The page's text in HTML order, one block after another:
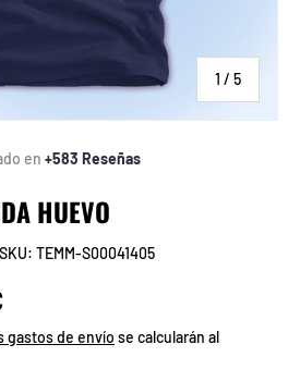
1 / de
5
en +583 Reseñas
HUEVO
SKU: TEMM-S00041405
gastos de envío se calcularán al